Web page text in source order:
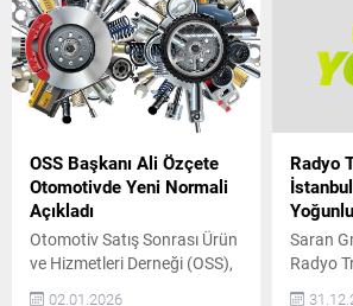
yolculuğunda önemli bir
adım daha attı. Şirket, artan
müşteri talebi ve
operasyonel kapasite
doğrultusunda İstanbul
Anadolu Yakası, Hatay ve
Ankara’da yeni şubelerini
hizmete açtığını duyurdu.
Son yıllarda otomotiv
sektöründe tüketicilerin en
çok önem verdiği konuların
başında güvenilirlik geliyor....
ediyor.
araç
özel
OSS Başkanı Ali Özçete
Otomotivde Yeni Normali
Açıkladı
Otomotiv Satış Sonrası Ürün
ve Hizmetleri Derneği (OSS),
üyeleri ve sektör
02.01.2026
Radyo
Saran
Radyo
Yolda”